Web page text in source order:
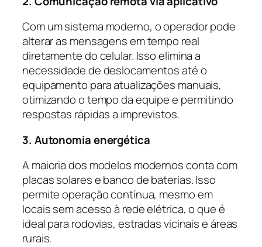
Com um sistema moderno, o operador pode
alterar as mensagens em tempo real
diretamente do celular. Isso elimina a
necessidade de deslocamentos até o
equipamento para atualizações manuais,
otimizando o tempo da equipe e permitindo
respostas rápidas a imprevistos.
3. Autonomia energética
A maioria dos modelos modernos conta com
placas solares e banco de baterias. Isso
permite operação contínua, mesmo em
locais sem acesso à rede elétrica, o que é
ideal para rodovias, estradas vicinais e áreas
rurais.